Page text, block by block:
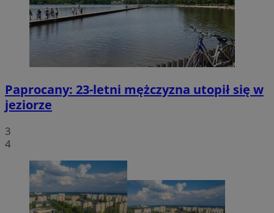
Paprocany: 23-letni mężczyzna utopił się w
jeziorze
3
4